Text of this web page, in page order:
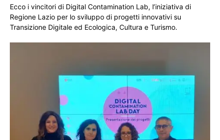
Ecco i vincitori di Digital Contamination Lab, l’iniziativa di
Regione Lazio per lo sviluppo di progetti innovativi su
Transizione Digitale ed Ecologica, Cultura e Turismo.